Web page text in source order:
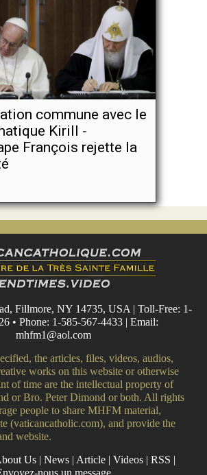
commune avec le
Kirill -
François rejette la
Fillmore, NY 14735, USA | Toll-Free: 1-
• Phone: 1-585-567-4433 | Email:
mhfm1@aol.com
the articles, files, videos, audios,
works on this website or otherwise
of time are the intellectual property of
or Bro. Peter Dimond or both. All rights
people to share MHFM material,
(vaticancatholic.com), and provide the
website.
Us| News| Article| Videos| RSS |
nous un message